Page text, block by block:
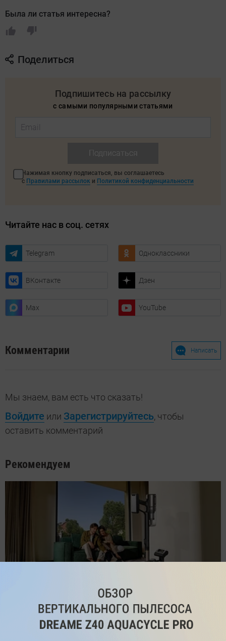
Была ли статья интересна?
Поделиться
Подпишитесь на рассылку
с самыми популярными статьями
Нажимая кнопку подписаться, вы соглашаетесь
с Правилами рассылок и Политикой конфиденциальности
Читайте нас в соц. сетях
Telegram Одноклассники
ВКонтакте Дзен
Max YouTube
Комментарии Написать
Мы знаем, вам есть что сказать!
Войдите или Зарегистрируйтесь, чтобы
оставить комментарий
Рекомендуем